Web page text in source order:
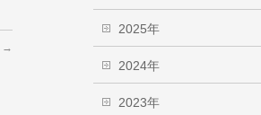
→
2025年
2024年
2023年